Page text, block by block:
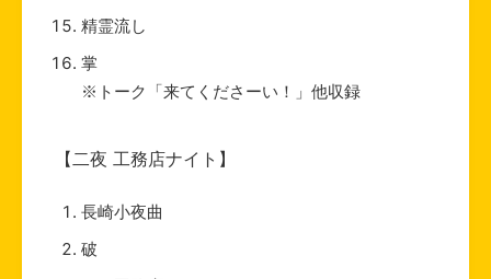
精霊流し
掌
※トーク「来てくださーい！」他収録
【二夜 工務店ナイト】
長崎小夜曲
破